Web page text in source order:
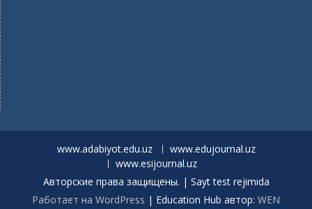
www.adabiyot.edu.uz
www.edujournal.uz
www.esijournal.uz
Авторские права защищены. | Sayt test rejimida
Работает на WordPress | Education Hub автор: WEN